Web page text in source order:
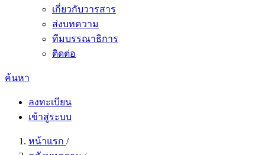
เกี่ยวกับวารสาร
ส่งบทความ
ทีมบรรณาธิการ
ติดต่อ
ค้นหา
ลงทะเบียน
เข้าสู่ระบบ
หน้าแรก /